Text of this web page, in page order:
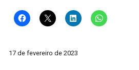
17 de fevereiro de 2023